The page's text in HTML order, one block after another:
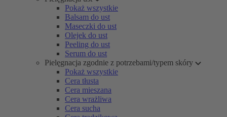
Pokaż wszystkie
Balsam do ust
Maseczki do ust
Olejek do ust
Peeling do ust
Serum do ust
Pielęgnacja zgodnie z potrzebami/typem skóry
Pokaż wszystkie
Cera tłusta
Cera mieszana
Cera wrażliwa
Cera sucha